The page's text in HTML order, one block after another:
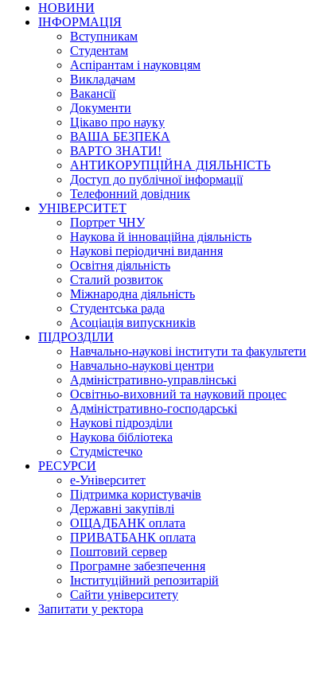
НОВИНИ
ІНФОРМАЦІЯ
Вступникам
Студентам
Аспірантам і науковцям
Викладачам
Вакансії
Документи
Цікаво про науку
ВАША БЕЗПЕКА
ВАРТО ЗНАТИ!
АНТИКОРУПЦІЙНА ДІЯЛЬНІСТЬ
Доступ до публічної інформації
Телефонний довідник
УНІВЕРСИТЕТ
Портрет ЧНУ
Наукова й інноваційна діяльність
Наукові періодичні видання
Освітня діяльність
Сталий розвиток
Міжнародна діяльність
Студентська рада
Асоціація випускників
ПІДРОЗДІЛИ
Навчально-наукові інститути та факультети
Навчально-наукові центри
Адміністративно-управлінські
Освітньо-виховний та науковий процес
Адміністративно-господарські
Наукові підрозділи
Наукова бібліотека
Студмістечко
РЕСУРСИ
е-Університет
Підтримка користувачів
Державні закупівлі
ОЩАДБАНК оплата
ПРИВАТБАНК оплата
Поштовий сервер
Програмне забезпечення
Інституційний репозитарій
Сайти університету
Запитати у ректора